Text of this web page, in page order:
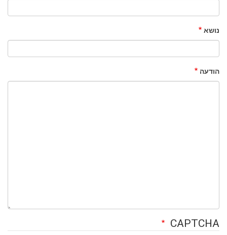
נושא
הודעה
CAPTCHA